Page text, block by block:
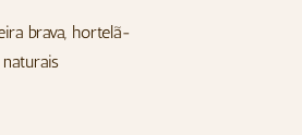
brava, hortelã-